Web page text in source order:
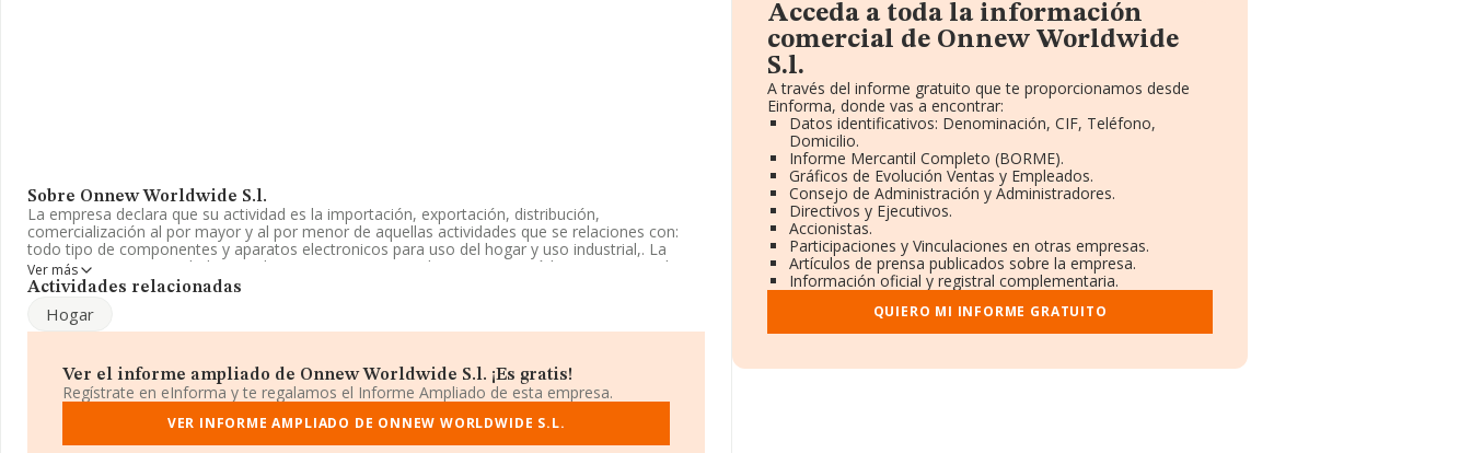
Sobre Onnew Worldwide S.l.
La empresa declara que su actividad es la importación, exportación, distribución,
comercialización al por mayor y al por menor de aquellas actividades que se relaciones con:
todo tipo de componentes y aparatos electronicos para uso del hogar y uso industrial,. La
empresa es una Sociedad Limitada. Su CNAE corresponde a 4644 con código 'Comercio al por
mayor de porcelana, cristalería y artículos de limpieza'. La empresa no tiene actividad en
La sociedad españolaOnnew Worldwide S.L, con CIF B64832124, tiene su domicilio social
Con los datos a disposición de INFORMA sobre 2.103 empresas pertenecientes al sector, la
facturación en el ámbito nacional alcanza los 1.645 millones de euros y se estima que el
promedio de la facturación entre todas las empresas es de 782 mil euros. Como información
adicional de interés, la media de empleados de las empresas es de 3; la antigüedad desde la
Ver más
Actividades relacionadas
Hogar
Ver el informe ampliado de Onnew Worldwide S.l. ¡Es gratis!
Regístrate en eInforma y te regalamos el Informe Ampliado de esta empresa.
VER INFORME AMPLIADO DE ONNEW WORLDWIDE S.L.
Acceda a toda la información
comercial de Onnew Worldwide
S.l.
A través del informe gratuito que te proporcionamos desde
Einforma, donde vas a encontrar:
Datos identificativos: Denominación, CIF, Teléfono,
Domicilio.
Informe Mercantil Completo (BORME).
Gráficos de Evolución Ventas y Empleados.
Consejo de Administración y Administradores.
Directivos y Ejecutivos.
Accionistas.
Participaciones y Vinculaciones en otras empresas.
Artículos de prensa publicados sobre la empresa.
Información oficial y registral complementaria.
QUIERO MI INFORME GRATUITO